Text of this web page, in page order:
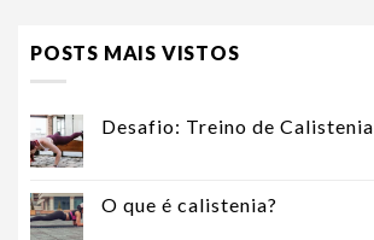
POSTS MAIS VISTOS
Desafio: Treino de Calistenia
O que é calistenia?